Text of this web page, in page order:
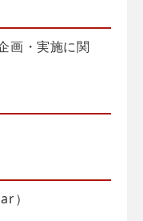
画・実施に関
）